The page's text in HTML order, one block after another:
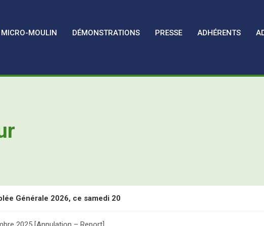
MICRO-MOULIN DÉMONSTRATIONS PRESSE ADHÉRENTS
Générale 2026, ce samedi 20
images sur les Assises Nationales de l’Oléiculture Familiale